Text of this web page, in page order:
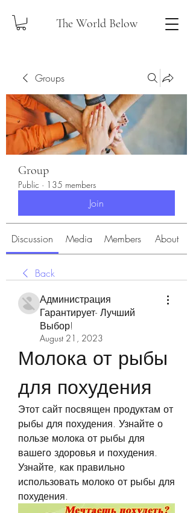
The World Below
Groups
Group
Public · 135 members
Join
Discussion Media Members About
Back
Администрация
Гарантирует- Лучший
Выбор!
August 21, 2023
Молока от рыбы
для похудения
Этот сайт посвящен продуктам от
рыбы для похудения. Узнайте о
пользе молока от рыбы для
вашего здоровья и похудения.
Узнайте, как правильно
использовать молоко от рыбы для
похудения.